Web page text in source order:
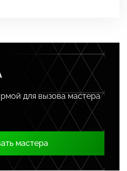
для вызова мастера
мастера